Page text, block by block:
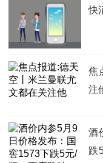
快
焦
注
酒
跌